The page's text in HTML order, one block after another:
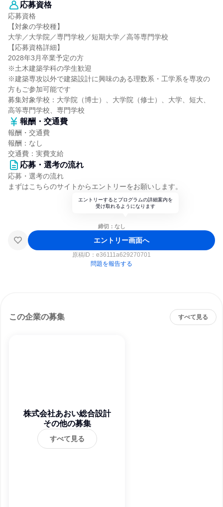
応募資格
応募資格
【対象の学校種】
大学／大学院／専門学校／短期大学／高等専門学校
【応募資格詳細】
2028年3月卒業予定の方
※土木建築学科の学生歓迎
※建築専攻以外で建築設計に興味のある理数系・工学系を専攻の
方もご参加可能です
募集対象学校：大学院（博士）、大学院（修士）、大学、短大、
高等専門学校、専門学校
報酬・交通費
報酬・交通費
報酬：なし
交通費：実費支給
応募・選考の流れ
応募・選考の流れ
まずはこちらのサイトからエントリーをお願いします。
エントリーするとプログラムの詳細案内を
受け取れるようになります
締切：なし
エントリー画面へ
原稿ID： e36111a629270701
問題を報告する
この企業の募集 すべて見る
株式会社あおい総合設計
その他の募集
すべて見る